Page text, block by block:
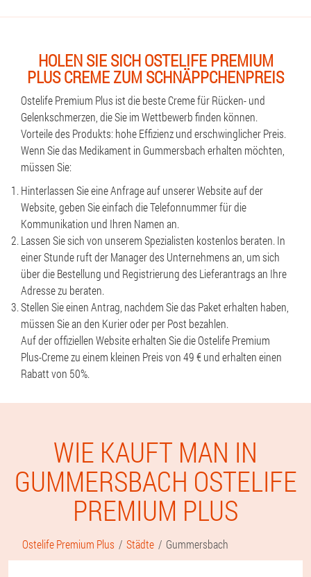
HOLEN SIE SICH OSTELIFE PREMIUM
PLUS CREME ZUM SCHNÄPPCHENPREIS
Ostelife Premium Plus ist die beste Creme für Rücken- und
Gelenkschmerzen, die Sie im Wettbewerb finden können.
Vorteile des Produkts: hohe Effizienz und erschwinglicher Preis.
Wenn Sie das Medikament in Gummersbach erhalten möchten,
müssen Sie:
Hinterlassen Sie eine Anfrage auf unserer Website auf der
Website, geben Sie einfach die Telefonnummer für die
Kommunikation und Ihren Namen an.
Lassen Sie sich von unserem Spezialisten kostenlos beraten. In
einer Stunde ruft der Manager des Unternehmens an, um sich
über die Bestellung und Registrierung des Lieferantrags an Ihre
Adresse zu beraten.
Stellen Sie einen Antrag, nachdem Sie das Paket erhalten haben,
müssen Sie an den Kurier oder per Post bezahlen.
Auf der offiziellen Website erhalten Sie die Ostelife Premium
Plus-Creme zu einem kleinen Preis von 49 € und erhalten einen
Rabatt von 50%.
WIE KAUFT MAN IN
GUMMERSBACH OSTELIFE
PREMIUM PLUS
Ostelife Premium Plus Städte Gummersbach